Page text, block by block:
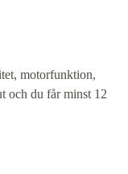
motorfunktion,
och du får minst 12